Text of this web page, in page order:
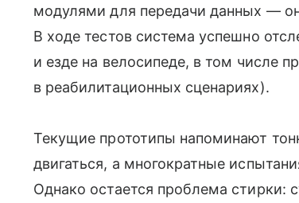
модулями для передачи данных —
В ходе тестов система успешно
и езде на велосипеде, в том числе
в реабилитационных сценариях).
Текущие прототипы напоминают
двигаться, а многократные
Однако остается проблема